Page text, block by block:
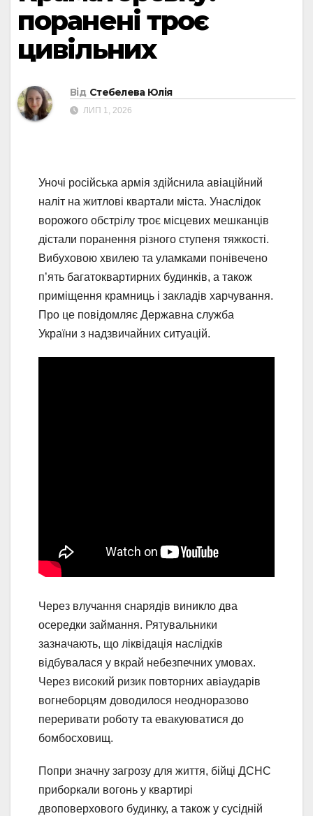
поранені троє
цивільних
Від Стебелева Юлія
ЛИП 1, 2026
Уночі російська армія здійснила авіаційний
наліт на житлові квартали міста. Унаслідок
ворожого обстрілу троє місцевих мешканців
дістали поранення різного ступеня тяжкості.
Вибуховою хвилею та уламками понівечено
п’ять багатоквартирних будинків, а також
приміщення крамниць і закладів харчування.
Про це повідомляє Державна служба
України з надзвичайних ситуацій.
Через влучання снарядів виникло два
осередки займання. Рятувальники
зазначають, що ліквідація наслідків
відбувалася у вкрай небезпечних умовах.
Через високий ризик повторних авіаударів
вогнеборцям доводилося неодноразово
переривати роботу та евакуюватися до
бомбосховищ.
Попри значну загрозу для життя, бійці ДСНС
приборкали вогонь у квартирі
двоповерхового будинку, а також у сусідній